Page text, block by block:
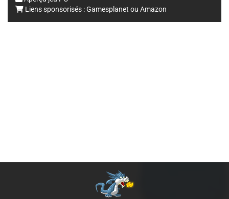
Liens sponsorisés :Gamesplanet ou Amazon